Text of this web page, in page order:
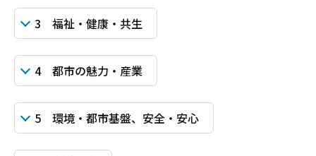
3 福祉・健康・共生
4 都市の魅力・産業
5 環境・都市基盤、安全・安心